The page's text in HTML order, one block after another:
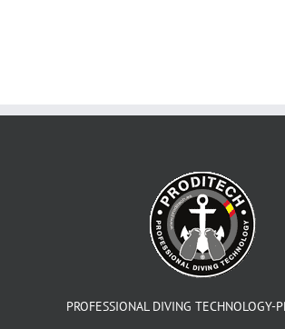
PROFESSIONAL DIVING TECHNOLOGY-